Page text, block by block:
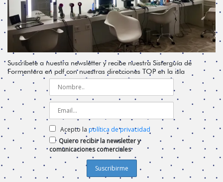
Suscríbete a nuestra newsletter y recibe nuestra Sisterguía de
Formentera en pdf con nuestras direcciones TOP en la isla
Acepto la política de privacidad
Quiero recibir la newsletter y
comunicaciones comerciales